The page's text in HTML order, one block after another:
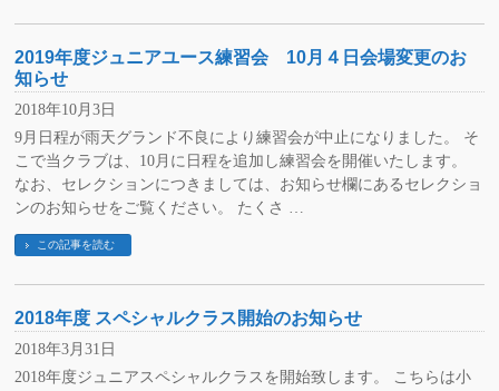
2019年度ジュニアユース練習会 10月４日会場変更のお
知らせ
2018年10月3日
9月日程が雨天グランド不良により練習会が中止になりました。 そ
こで当クラブは、10月に日程を追加し練習会を開催いたします。
なお、セレクションにつきましては、お知らせ欄にあるセレクショ
ンのお知らせをご覧ください。 たくさ …
この記事を読む
2018年度 スペシャルクラス開始のお知らせ
2018年3月31日
2018年度ジュニアスペシャルクラスを開始致します。 こちらは小